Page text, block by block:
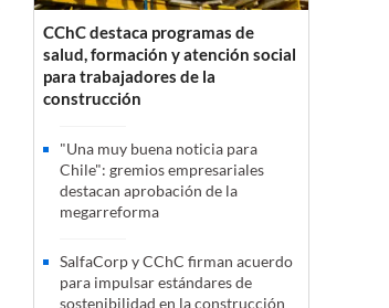
CChC destaca programas de
salud, formación y atención social
para trabajadores de la
construcción
"Una muy buena noticia para
Chile": gremios empresariales
destacan aprobación de la
megarreforma
SalfaCorp y CChC firman acuerdo
para impulsar estándares de
sostenibilidad en la construcción